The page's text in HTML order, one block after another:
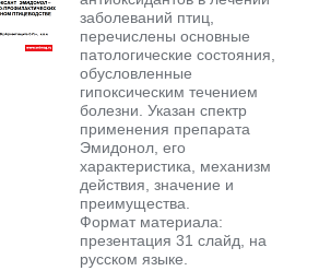
заболеваний птиц,
перечислены основные
патологические состояния,
обусловленные
гипоксическим течением
болезни. Указан спектр
применения препарата
Эмидонол, его
характеристика, механизм
действия, значение и
преимущества.
Формат материала:
презентация 31 слайд, на
русском языке.